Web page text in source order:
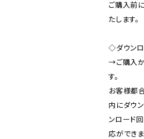
ご購入前
たします。
◇ダウンロ
→ご購入か
す。
お客様都
内にダウ
ンロード
応ができ